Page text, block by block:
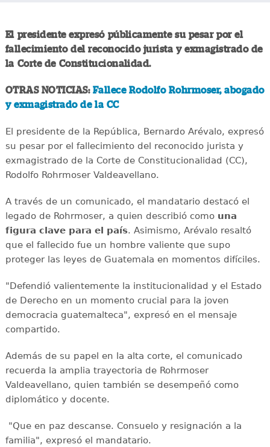
El presidente expresó públicamente su pesar por el
fallecimiento del reconocido jurista y exmagistrado de
la Corte de Constitucionalidad.
OTRAS NOTICIAS: Fallece Rodolfo Rohrmoser, abogado
y exmagistrado de la CC
El presidente de la República, Bernardo Arévalo, expresó
su pesar por el fallecimiento del reconocido jurista y
exmagistrado de la Corte de Constitucionalidad (CC),
Rodolfo Rohrmoser Valdeavellano.
A través de un comunicado, el mandatario destacó el
legado de Rohrmoser, a quien describió comouna
figura clave para el país. Asimismo, Arévalo resaltó
que el fallecido fue un hombre valiente que supo
proteger las leyes de Guatemala en momentos difíciles.
"Defendió valientemente la institucionalidad y el Estado
de Derecho en un momento crucial para la joven
democracia guatemalteca", expresó en el mensaje
compartido.
Además de su papel en la alta corte, el comunicado
recuerda la amplia trayectoria de Rohrmoser
Valdeavellano, quien también se desempeñó como
diplomático y docente.
"Que en paz descanse. Consuelo y resignación a la
familia", expresó el mandatario.